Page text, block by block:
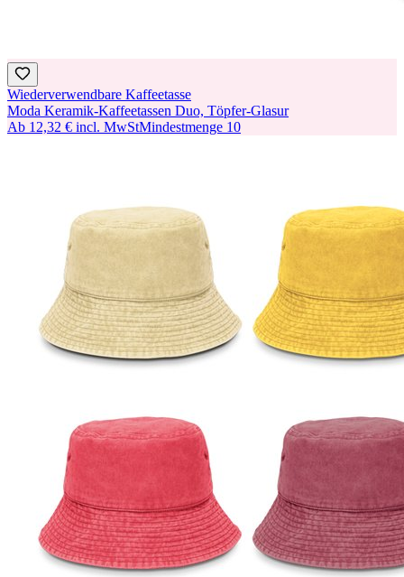
Wiederverwendbare Kaffeetasse
Moda Keramik-Kaffeetassen Duo, Töpfer-Glasur
Ab 12,32 € incl. MwStMindestmenge 10